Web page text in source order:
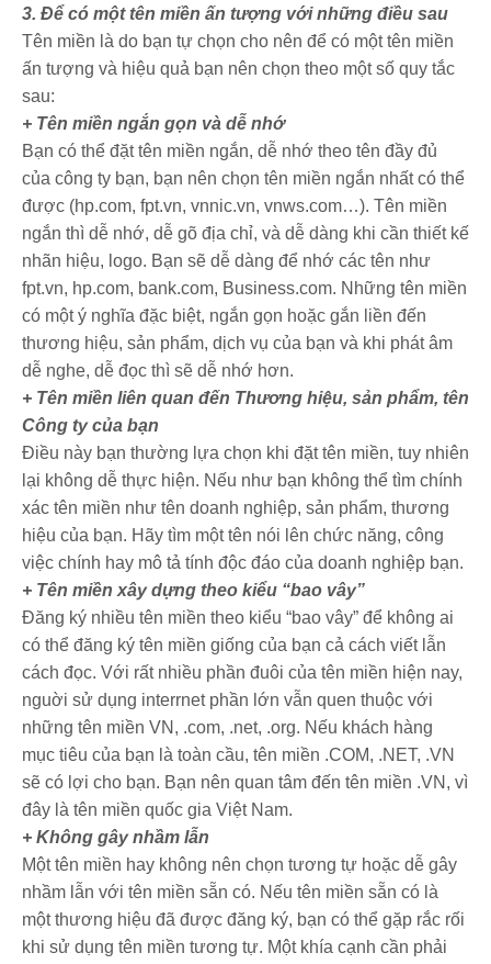
3. Để có một tên miền ấn tượng với những điều sau
Tên miền là do bạn tự chọn cho nên để có một tên miền
ấn tượng và hiệu quả bạn nên chọn theo một số quy tắc
sau:
+ Tên miền ngắn gọn và dễ nhớ
Bạn có thể đặt tên miền ngắn, dễ nhớ theo tên đầy đủ
của công ty bạn, bạn nên chọn tên miền ngắn nhất có thể
được (hp.com, fpt.vn, vnnic.vn, vnws.com…). Tên miền
ngắn thì dễ nhớ, dễ gõ địa chỉ, và dễ dàng khi cần thiết kế
nhãn hiệu, logo. Bạn sẽ dễ dàng để nhớ các tên như
fpt.vn, hp.com, bank.com, Business.com. Những tên miền
có một ý nghĩa đặc biệt, ngắn gọn hoặc gắn liền đến
thương hiệu, sản phẩm, dịch vụ của bạn và khi phát âm
dễ nghe, dễ đọc thì sẽ dễ nhớ hơn.
+ Tên miền liên quan đến Thương hiệu, sản phẩm, tên
Công ty của bạn
Điều này bạn thường lựa chọn khi đặt tên miền, tuy nhiên
lại không dễ thực hiện. Nếu như bạn không thể tìm chính
xác tên miền như tên doanh nghiệp, sản phẩm, thương
hiệu của bạn. Hãy tìm một tên nói lên chức năng, công
việc chính hay mô tả tính độc đáo của doanh nghiệp bạn.
+ Tên miền xây dựng theo kiểu “bao vây”
Ðăng ký nhiều tên miền theo kiểu “bao vây” để không ai
có thể đăng ký tên miền giống của bạn cả cách viết lẫn
cách đọc. Với rất nhiều phần đuôi của tên miền hiện nay,
nguời sử dụng interrnet phần lớn vẫn quen thuộc với
những tên miền VN, .com, .net, .org. Nếu khách hàng
mục tiêu của bạn là toàn cầu, tên miền .COM, .NET, .VN
sẽ có lợi cho bạn. Bạn nên quan tâm đến tên miền .VN, vì
đây là tên miền quốc gia Việt Nam.
+ Không gây nhầm lẫn
Một tên miền hay không nên chọn tương tự hoặc dễ gây
nhầm lẫn với tên miền sẵn có. Nếu tên miền sẵn có là
một thương hiệu đã được đăng ký, bạn có thể gặp rắc rối
khi sử dụng tên miền tương tự. Một khía cạnh cần phải